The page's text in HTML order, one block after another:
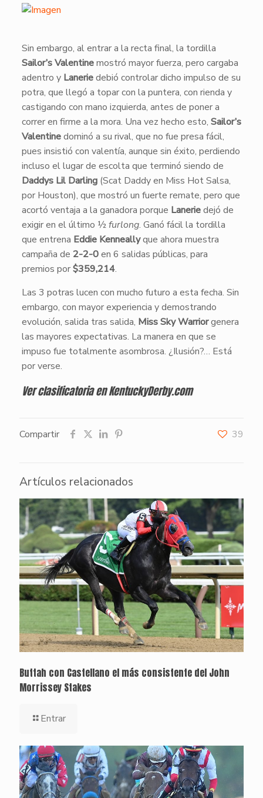
Sin embargo, al entrar a la recta final, la tordilla
Sailor’s Valentinemostró mayor fuerza, pero cargaba
adentro y Laneriedebió controlar dicho impulso de su
potra, que llegó a topar con la puntera, con rienda y
castigando con mano izquierda, antes de poner a
correr en firme a la mora. Una vez hecho esto, Sailor’s
Valentinedominó a su rival, que no fue presa fácil,
pues insistió con valentía, aunque sin éxito, perdiendo
incluso el lugar de escolta que terminó siendo de
Daddys Lil Darling(Scat Daddy en Miss Hot Salsa,
por Houston), que mostró un fuerte remate, pero que
acortó ventaja a la ganadora porque Laneriedejó de
exigir en el último ½furlong. Ganó fácil la tordilla
que entrena Eddie Kenneallyque ahora muestra
campaña de 2-2-0en 6 salidas públicas, para
premios por$359,214.
Las 3 potras lucen con mucho futuro a esta fecha. Sin
embargo, con mayor experiencia y demostrando
evolución, salida tras salida, Miss Sky Warriorgenera
las mayores expectativas. La manera en que se
impuso fue totalmente asombrosa. ¿Ilusión?… Está
por verse.
Ver clasificatoria en KentuckyDerby.com
Compartir 39
Artículos relacionados
Buttah con Castellano el más consistente del John
Morrissey Stakes
Entrar